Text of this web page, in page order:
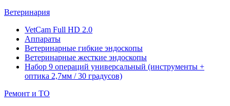
Ветеринария
VetCam Full HD 2.0
Аппараты
Ветеринарные гибкие эндоскопы
Ветеринарные жесткие эндоскопы
Набор 9 операций универсальный (инструменты +
оптика 2,7мм / 30 градусов)
Ремонт и ТО